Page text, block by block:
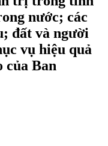
nước; các
đất và người
vụ hiệu quả
của Ban